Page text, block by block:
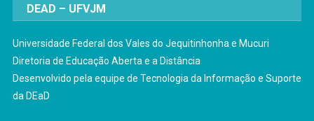
DEAD – UFVJM
Universidade Federal dos Vales do Jequitinhonha e Mucuri
Diretoria de Educação Aberta e a Distância
Desenvolvido pela equipe de Tecnologia da Informação e Suporte
da DEaD